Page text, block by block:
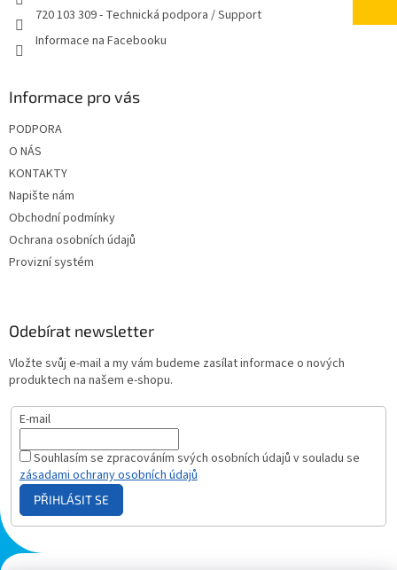
720 103 309 - Technická podpora / Support
Informace na Facebooku
Informace pro vás
PODPORA
O NÁS
KONTAKTY
Napište nám
Obchodní podmínky
Ochrana osobních údajů
Provizní systém
Odebírat newsletter
Vložte svůj e-mail a my vám budeme zasílat informace o nových
produktech na našem e-shopu.
E-mail
Souhlasím se zpracováním svých osobních údajů v souladu se
zásadami ochrany osobních údajů
PŘIHLÁSIT SE